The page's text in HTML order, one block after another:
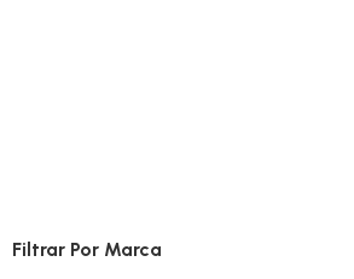
Filtrar Por Marca